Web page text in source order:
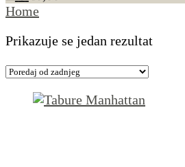
Home
Prikazuje se jedan rezultat